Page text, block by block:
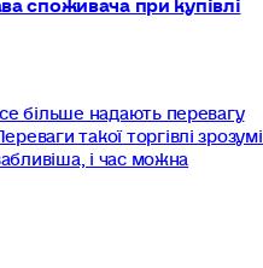
більше надають перевагу
такої торгівлі
і час можна